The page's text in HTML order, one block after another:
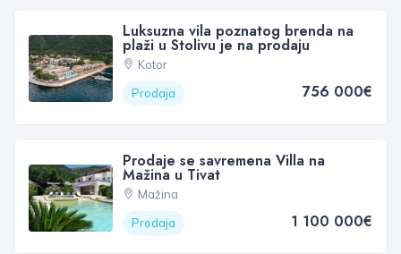
Luksuzna vila poznatog brenda na
plaži u Stolivu je na prodaju
Kotor
Prodaja
756 000€
Prodaje se savremena Villa na
Mažina u Tivat
Mažina
Prodaja
1 100 000€